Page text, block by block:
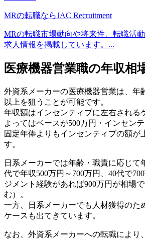
MRの転職ならJAC Recruitment
MRの転職市場動向や将来性、転職活
求人情報を掲載しています。...
医療機器営業職の年収相
外資系メーカーの医療機器営業は、年
以上を狙うことが可能です。
年収額はインセンティブに左右される
よってはベースが500万円・インセンテ
固定年俸よりもインセンティブの額が
す。
日系メーカーでは年齢・職責に応じて
代で年収500万円～700万円、40代で
ジメント経験があれば900万円が相場
む）。
一方、日系メーカーでも人材獲得のた
ケースも出てきています。
なお、外資系メーカーへの転職により